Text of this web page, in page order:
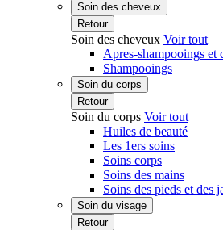
Soin des cheveux
Retour
Soin des cheveux Voir tout
Apres-shampooings et
Shampooings
Soin du corps
Retour
Soin du corps Voir tout
Huiles de beauté
Les 1ers soins
Soins corps
Soins des mains
Soins des pieds et des
Soin du visage
Retour